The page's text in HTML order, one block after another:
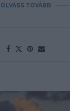
OLVASS TOVÁBB